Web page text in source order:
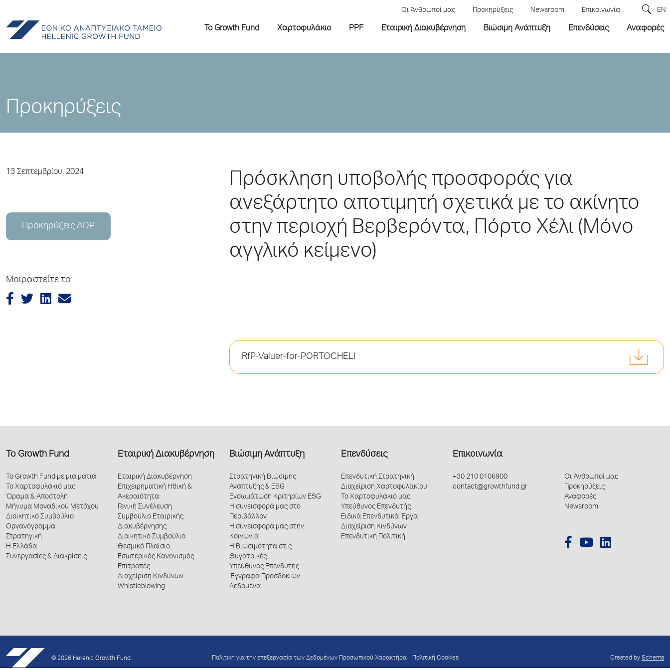
Οι Άνθρωποί μας Προκηρύξεις Newsroom Επικοινωνία EN
Το Growth Fund Χαρτοφυλάκιο PPF Εταιρική Διακυβέρνηση Βιώσιμη Ανάπτυξη Επενδύσεις Αναφορές
Προκηρύξεις
13 Σεπτεμβρίου, 2024
Προκηρύξεις ADP
Μοιραστείτε το
Πρόσκληση υποβολής προσφοράς για
ανεξάρτητο αποτιμητή σχετικά με το ακίνητο
στην περιοχή Βερβερόντα, Πόρτο Χέλι (Μόνο
αγγλικό κείμενο)
RfP-Valuer-for-PORTOCHELI
Το Growth Fund
Το Growth Fund με μια ματιά
Το Χαρτοφυλάκιό μας
Όραμα & Αποστολή
Μήνυμα Μοναδικού Μετόχου
Διοικητικό Συμβούλιο
Οργανόγραμμα
Στρατηγική
Η Ελλάδα
Συνεργασίες & Διακρίσεις
Εταιρική Διακυβέρνηση
Εταιρική Διακυβέρνηση
Επιχειρηματική Ηθική &
Ακεραιότητα
Γενική Συνέλευση
Συμβούλιο Εταιρικής
Διακυβέρνησης
Διοικητικό Συμβούλιο
Θεσμικό Πλαίσιο
Εσωτερικός Κανονισμός
Επιτροπές
Διαχείριση Κινδύνων
Whistleblowing
Βιώσιμη Ανάπτυξη
Στρατηγική Βιώσιμης
Ανάπτυξης & ESG
Ενσωμάτωση Κριτηρίων ESG
Η συνεισφορά μας στο
Περιβάλλον
Η συνεισφορά μας στην
Κοινωνία
Η Βιωσιμότητα στις
Θυγατρικές
Υπεύθυνος Επενδυτής
Έγγραφα Προσδοκιών
Δεδομένα
Επενδύσεις
Επενδυτική Στρατηγική
Διαχείριση Χαρτοφυλακίου
Το Χαρτοφυλάκιό μας
Υπεύθυνος Επενδυτής
Ειδικά Επενδυτικά Έργα
Διαχείριση Κινδύνων
Επενδυτική Πολιτική
Επικοινωνία
+30 210 0106900
contact@growthfund.gr
Οι Άνθρωποί μας
Προκηρύξεις
Αναφορές
Newsroom
© 2026 Hellenic Growth Fund. Πολιτική για την επεξεργασία των Δεδομένων Προσωπικού Χαρακτήρα Πολιτική Cookies Created by Schema